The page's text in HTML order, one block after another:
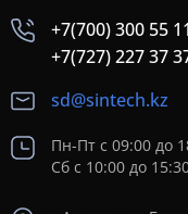
+7(700) 300 55 11
+7(727) 227 37
sd@sintech.kz
Пн-Пт с 09:00 до
Сб с 10:00 до